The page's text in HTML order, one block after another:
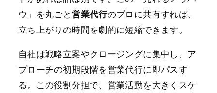
ウ」を丸ごと営業代行のプロに共有すれば、
立ち上がりの時間を劇的に短縮できます。
自社は戦略立案やクロージングに集中し、ア
プローチの初期段階を営業代行に即パスす
る。この役割分担で、営業活動を大きくスケ